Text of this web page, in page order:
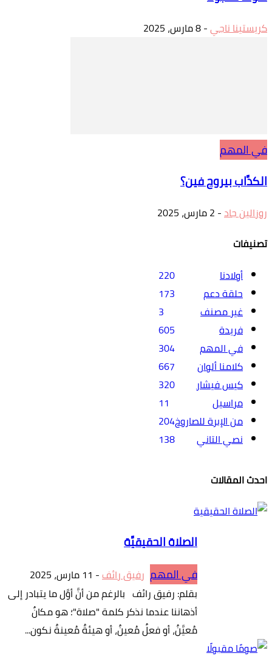
-8 مارس، 2025
فين؟
220
173
3
605
304
667
320
11
للصاروخ204
138
الصلاة الحقيقيَّة
رفيق رائف-11 مارس، 2025
بقلم: رفيق رائف بالرغم من أنَّ أوَّل ما يتبادر إلى
أذهاننا عندما نذكر كلمة "صلاة"؛ هو مكانٌ
مُعيَّنٌ، أو فعلٌ مُعينٌ، أو هيئةٌ مُعينةٌ نكون...